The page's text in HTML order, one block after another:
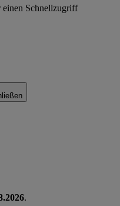
Schnellzugriff
.